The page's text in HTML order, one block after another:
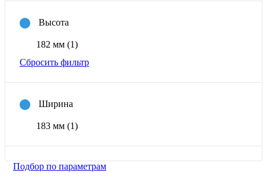
Высота
182 мм (1)
Сбросить фильтр
Ширина
183 мм (1)
Подбор по параметрам